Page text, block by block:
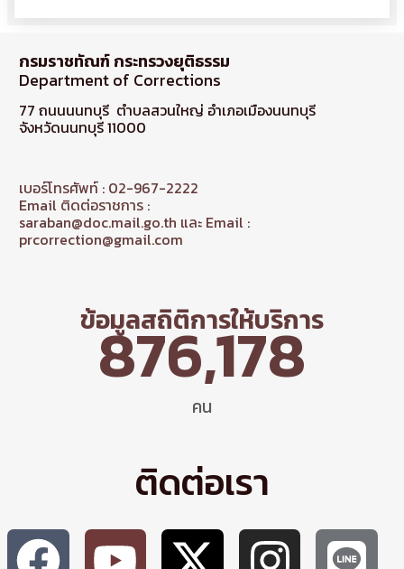
กรมราชทัณฑ์ กระทรวงยุติธรรม
Department of Corrections
77 ถนนนนทบุรี ตำบลสวนใหญ่ อำเภอเมืองนนทบุรี
จังหวัดนนทบุรี 11000
เบอร์โทรศัพท์ : 02-967-2222
Email ติดต่อราชการ :
saraban@doc.mail.go.th และ Email :
prcorrection@gmail.com
ข้อมูลสถิติการให้บริการ
คน
876,178
ติดต่อเรา